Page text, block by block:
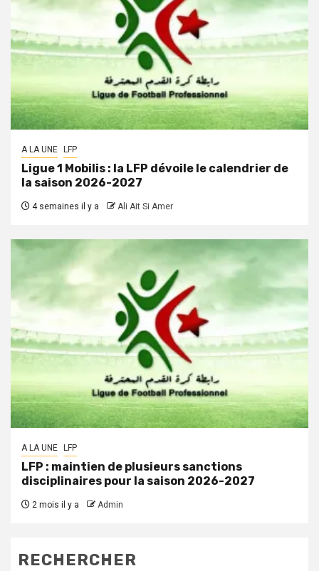
A LA UNE LFP
Ligue 1 Mobilis : la LFP dévoile le calendrier de
la saison 2026-2027
4 semaines il y a Ali Ait Si Amer
A LA UNE LFP
LFP : maintien de plusieurs sanctions
disciplinaires pour la saison 2026-2027
2 mois il y a Admin
RECHERCHER